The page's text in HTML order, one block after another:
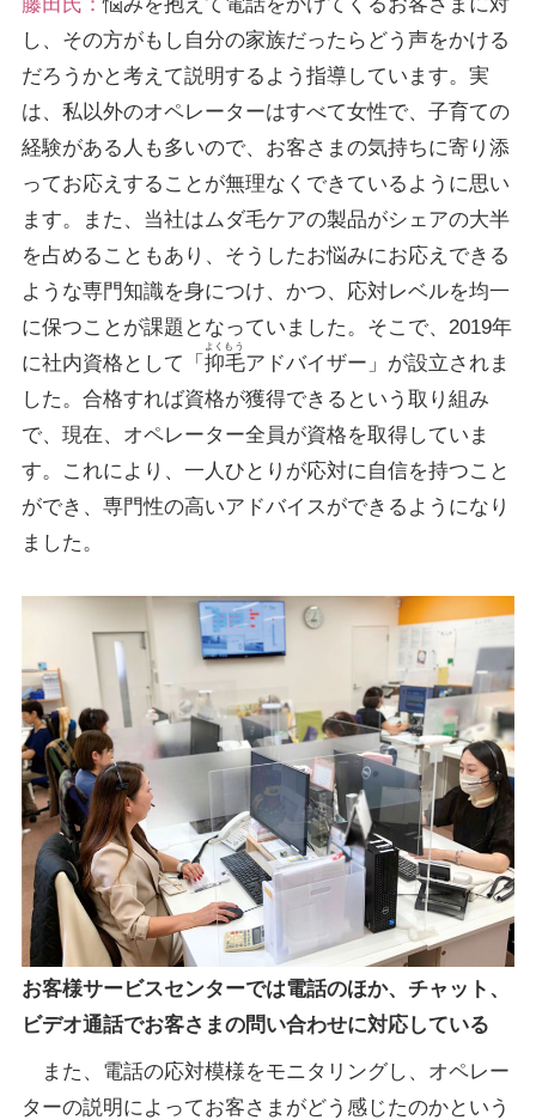
し、その方がもし自分の家族だったらどう声をかける
だろうかと考えて説明するよう指導しています。実
は、私以外のオペレーターはすべて女性で、子育ての
経験がある人も多いので、お客さまの気持ちに寄り添
ってお応えすることが無理なくできているように思い
ます。また、当社はムダ毛ケアの製品がシェアの大半
を占めることもあり、そうしたお悩みにお応えできる
ような専門知識を身につけ、かつ、応対レベルを均一
に保つことが課題となっていました。そこで、2019年
に社内資格として「 抑毛
よくもう
アドバイザー」が設立されま
した。合格すれば資格が獲得できるという取り組み
で、現在、オペレーター全員が資格を取得していま
す。これにより、一人ひとりが応対に自信を持つこと
ができ、専門性の高いアドバイスができるようになり
ました。
お客様サービスセンターでは電話のほか、チャット、
ビデオ通話でお客さまの問い合わせに対応している
また、電話の応対模様をモニタリングし、オペレー
ターの説明によってお客さまがどう感じたのかという